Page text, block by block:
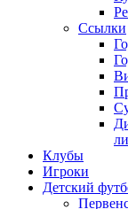
Ссылки
Клубы
Игроки
Детский